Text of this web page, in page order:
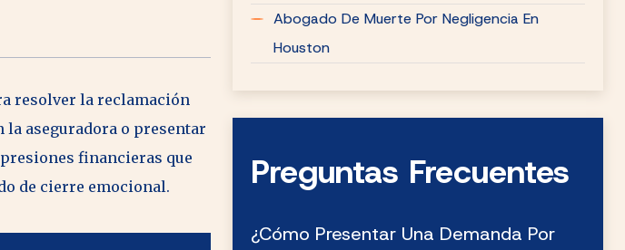
resolver la reclamación
la aseguradora o presentar
financieras que
de cierre emocional.
Abogado De Muerte Por Negligencia En
Houston
Preguntas Frecuentes
¿Cómo Presentar Una Demanda Por